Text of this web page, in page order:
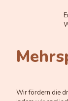
Wir fördern die